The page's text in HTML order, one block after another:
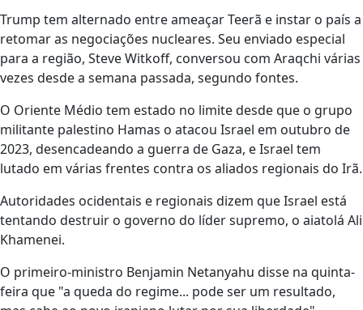
Trump tem alternado entre ameaçar Teerã e instar o país a
retomar as negociações nucleares. Seu enviado especial
para a região, Steve Witkoff, conversou com Araqchi várias
vezes desde a semana passada, segundo fontes.
O Oriente Médio tem estado no limite desde que o grupo
militante palestino Hamas o atacou Israel em outubro de
2023, desencadeando a guerra de Gaza, e Israel tem
lutado em várias frentes contra os aliados regionais do Irã.
Autoridades ocidentais e regionais dizem que Israel está
tentando destruir o governo do líder supremo, o aiatolá Ali
Khamenei.
O primeiro-ministro Benjamin Netanyahu disse na quinta-
feira que "a queda do regime... pode ser um resultado,